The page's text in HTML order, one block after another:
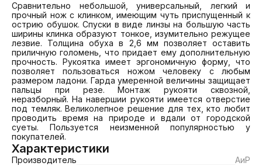
Сравнительно небольшой, универсальный, легкий и
прочный нож с клинком, имеющим чуть приспущенный к
острию обушок. Спуски в виде линзы на большую часть
ширины клинка образуют тонкое, изумительно режущее
лезвие. Толщина обуха в 2,6 мм позволяет оставить
приличную голомень, что придает ему дополнительную
прочность. Рукоятка имеет эргономичную форму, что
позволяет пользоваться ножом человеку с любым
размером ладони. Гарда умеренной величины защищает
пальцы при резе. Монтаж рукояти сквозной,
неразборный. На навершии рукояти имеется отверстие
под темляк. Великолепное решение для тех, кто любит
проводить время на природе и вдали от городской
суеты. Пользуется неизменной популярностью у
покупателей.
Характеристики
Производитель
АиР